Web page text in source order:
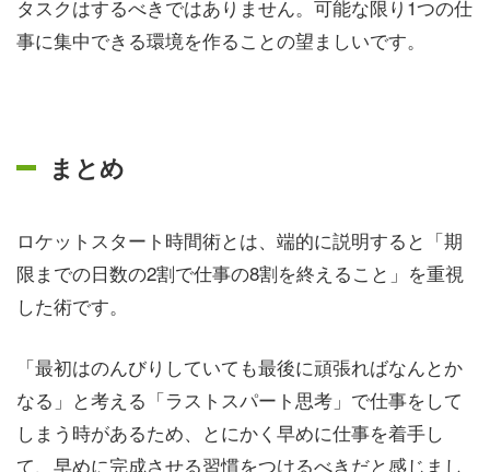
タスクはするべきではありません。可能な限り1つの仕
事に集中できる環境を作ることの望ましいです。
まとめ
ロケットスタート時間術とは、端的に説明すると「期
限までの日数の2割で仕事の8割を終えること」を重視
した術です。
「最初はのんびりしていても最後に頑張ればなんとか
なる」と考える「ラストスパート思考」で仕事をして
しまう時があるため、とにかく早めに仕事を着手し
て、早めに完成させる習慣をつけるべきだと感じまし